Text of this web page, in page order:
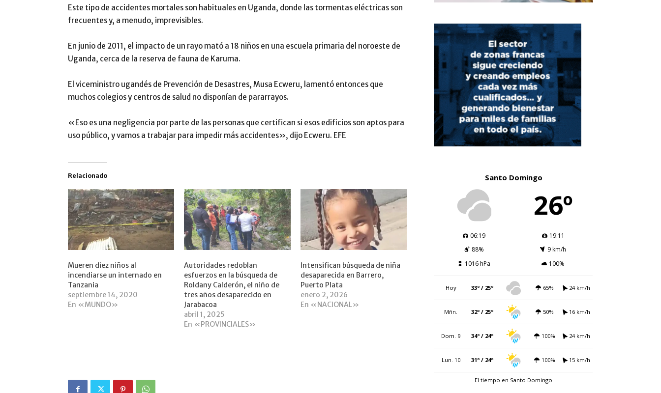
Este tipo de accidentes mortales son habituales en Uganda, donde las tormentas eléctricas son
frecuentes y, a menudo, imprevisibles.
En junio de 2011, el impacto de un rayo mató a 18 niños en una escuela primaria del noroeste de
Uganda, cerca de la reserva de fauna de Karuma.
El viceministro ugandés de Prevención de Desastres, Musa Ecweru, lamentó entonces que
muchos colegios y centros de salud no disponían de pararrayos.
«Eso es una negligencia por parte de las personas que certifican si esos edificios son aptos para
uso público, y vamos a trabajar para impedir más accidentes», dijo Ecweru. EFE
Relacionado
Mueren diez niños al
incendiarse un internado en
Tanzania
septiembre 14, 2020
En «MUNDO»
Autoridades redoblan
esfuerzos en la búsqueda de
Roldany Calderón, el niño de
tres años desaparecido en
Jarabacoa
abril 1, 2025
En «PROVINCIALES»
Intensifican búsqueda de niña
desaparecida en Barrero,
Puerto Plata
enero 2, 2026
En «NACIONAL»
Santo Domingo
26º
06:19
19:11
88%
9 km/h
1016 hPa
100%
Hoy 33º / 25º 65% 24 km/h
Mñn. 32º / 25º 50% 16 km/h
Dom. 9 34º / 24º 100% 24 km/h
Lun. 10 31º / 24º 100% 15 km/h
El tiempo en Santo Domingo